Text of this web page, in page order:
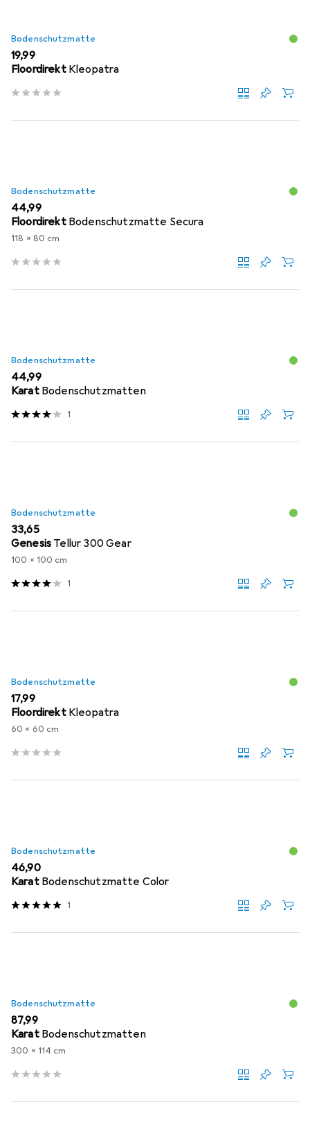
Bodenschutzmatte
EUR
19,99
Floordirekt Kleopatra
Bodenschutzmatte
EUR
44,99
Floordirekt Bodenschutzmatte Secura
118 x 80 cm
Bodenschutzmatte
EUR
44,99
Karat Bodenschutzmatten
1
Bodenschutzmatte
EUR
33,65
Genesis Tellur 300 Gear
100 x 100 cm
1
Bodenschutzmatte
EUR
17,99
Floordirekt Kleopatra
60 x 60 cm
Bodenschutzmatte
EUR
46,90
Karat Bodenschutzmatte Color
1
Bodenschutzmatte
EUR
87,99
Karat Bodenschutzmatten
300 x 114 cm